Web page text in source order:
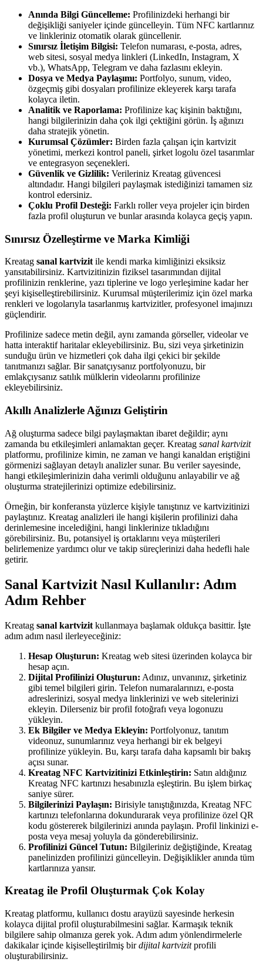
Anında Bilgi Güncelleme: Profilinizdeki herhangi bir
değişikliği saniyeler içinde güncelleyin. Tüm NFC kartlarınız
ve linkleriniz otomatik olarak güncellenir.
Sınırsız İletişim Bilgisi: Telefon numarası, e-posta, adres,
web sitesi, sosyal medya linkleri (LinkedIn, Instagram, X
vb.), WhatsApp, Telegram ve daha fazlasını ekleyin.
Dosya ve Medya Paylaşımı: Portfolyo, sunum, video,
özgeçmiş gibi dosyaları profilinize ekleyerek karşı tarafa
kolayca iletin.
Analitik ve Raporlama: Profilinize kaç kişinin baktığını,
hangi bilgilerinizin daha çok ilgi çektiğini görün. İş ağınızı
daha stratejik yönetin.
Kurumsal Çözümler: Birden fazla çalışan için kartvizit
yönetimi, merkezi kontrol paneli, şirket logolu özel tasarımlar
ve entegrasyon seçenekleri.
Güvenlik ve Gizlilik: Verileriniz Kreatag güvencesi
altındadır. Hangi bilgileri paylaşmak istediğinizi tamamen siz
kontrol edersiniz.
Çoklu Profil Desteği: Farklı roller veya projeler için birden
fazla profil oluşturun ve bunlar arasında kolayca geçiş yapın.
Sınırsız Özelleştirme ve Marka Kimliği
Kreatag sanal kartvizit ile kendi marka kimliğinizi eksiksiz
yansıtabilirsiniz. Kartvizitinizin fiziksel tasarımından dijital
profilinizin renklerine, yazı tiplerine ve logo yerleşimine kadar her
şeyi kişiselleştirebilirsiniz. Kurumsal müşterilerimiz için özel marka
renkleri ve logolarıyla tasarlanmış kartvizitler, profesyonel imajınızı
güçlendirir.
Profilinize sadece metin değil, aynı zamanda görseller, videolar ve
hatta interaktif haritalar ekleyebilirsiniz. Bu, sizi veya şirketinizin
sunduğu ürün ve hizmetleri çok daha ilgi çekici bir şekilde
tanıtmanızı sağlar. Bir sanatçıysanız portfolyonuzu, bir
emlakçıysanız satılık mülklerin videolarını profilinize
ekleyebilirsiniz.
Akıllı Analizlerle Ağınızı Geliştirin
Ağ oluşturma sadece bilgi paylaşmaktan ibaret değildir; aynı
zamanda bu etkileşimleri anlamaktan geçer. Kreatag sanal kartvizit
platformu, profilinize kimin, ne zaman ve hangi kanaldan eriştiğini
görmenizi sağlayan detaylı analizler sunar. Bu veriler sayesinde,
hangi etkileşimlerinizin daha verimli olduğunu anlayabilir ve ağ
oluşturma stratejilerinizi optimize edebilirsiniz.
Örneğin, bir konferansta yüzlerce kişiyle tanıştınız ve kartvizitinizi
paylaştınız. Kreatag analizleri ile hangi kişilerin profilinizi daha
derinlemesine incelediğini, hangi linklerinize tıkladığını
görebilirsiniz. Bu, potansiyel iş ortaklarını veya müşterileri
belirlemenize yardımcı olur ve takip süreçlerinizi daha hedefli hale
getirir.
Sanal Kartvizit Nasıl Kullanılır: Adım
Adım Rehber
Kreatag sanal kartvizit kullanmaya başlamak oldukça basittir. İşte
adım adım nasıl ilerleyeceğiniz:
Hesap Oluşturun: Kreatag web sitesi üzerinden kolayca bir
hesap açın.
Dijital Profilinizi Oluşturun: Adınız, unvanınız, şirketiniz
gibi temel bilgileri girin. Telefon numaralarınızı, e-posta
adreslerinizi, sosyal medya linklerinizi ve web sitelerinizi
ekleyin. Dilerseniz bir profil fotoğrafı veya logonuzu
yükleyin.
Ek Bilgiler ve Medya Ekleyin: Portfolyonuz, tanıtım
videonuz, sunumlarınız veya herhangi bir ek belgeyi
profilinize yükleyin. Bu, karşı tarafa daha kapsamlı bir bakış
açısı sunar.
Kreatag NFC Kartvizitinizi Etkinleştirin: Satın aldığınız
Kreatag NFC kartınızı hesabınızla eşleştirin. Bu işlem birkaç
saniye sürer.
Bilgilerinizi Paylaşın: Birisiyle tanıştığınızda, Kreatag NFC
kartınızı telefonlarına dokundurarak veya profilinize özel QR
kodu göstererek bilgilerinizi anında paylaşın. Profil linkinizi e-
posta veya mesaj yoluyla da gönderebilirsiniz.
Profilinizi Güncel Tutun: Bilgileriniz değiştiğinde, Kreatag
panelinizden profilinizi güncelleyin. Değişiklikler anında tüm
kartlarınıza yansır.
Kreatag ile Profil Oluşturmak Çok Kolay
Kreatag platformu, kullanıcı dostu arayüzü sayesinde herkesin
kolayca dijital profil oluşturabilmesini sağlar. Karmaşık teknik
bilgilere sahip olmanıza gerek yok. Adım adım yönlendirmelerle
dakikalar içinde kişiselleştirilmiş birdijital kartvizitprofili
oluşturabilirsiniz.